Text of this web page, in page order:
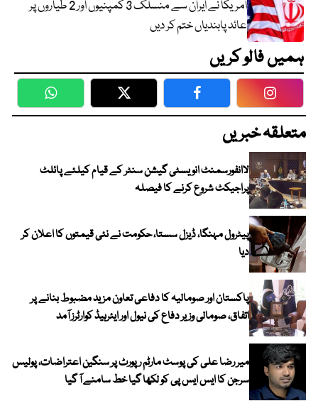
امریکا نے ایران سے منسلک 3 کمپنیوں اور 2 طیاروں پر
عائد پابندیاں ختم کر دیں
ہمیں فالو کریں
WhatsApp Twitter Facebook
متعلقہ خبریں
لاانفورسمنٹ انویسٹی گیشن سنٹر کے قیام کیلئے پائلٹ
پراجیکٹ شروع کرنے کا فیصلہ
پیٹرول مہنگا، ڈیزل سستا، حکومت نے نئی قیمتوں کا اعلان کر
دیا
پاکستان اور صومالیہ کا دفاعی تعاون مزید مضبوط بنانے پر
اتفاق، صومالی وزیر دفاع کی نیول اور ایئرہیڈ کوارٹرز آمد
میر رضا علی کی پوسٹ مارٹم رپورٹ پر سنگین اعتراضات، پولیس
سرجن کا ایس ایس پی کو لکھا گیا خط سامنے آ گیا